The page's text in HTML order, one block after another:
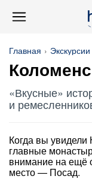
Главная
«Вкусные»
и
Когда вы увидели
главные
внимание на ещё
место — Посад.